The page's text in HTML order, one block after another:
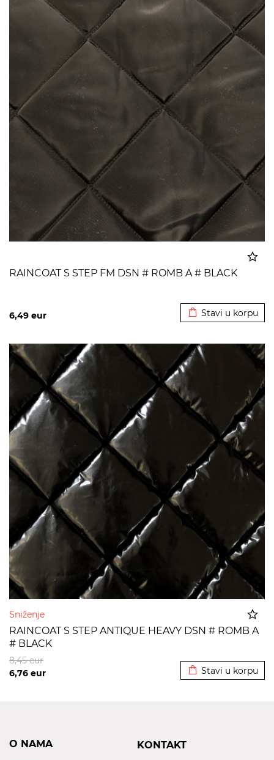
RAINCOAT S STEP FM DSN # ROMB A # BLACK
6,49 eur Stavi u korpu
Sniženje
RAINCOAT S STEP ANTIQUE HEAVY DSN # ROMB A
# BLACK
6,76 eur
8,45eur
Stavi u korpu
O NAMA KONTAKT